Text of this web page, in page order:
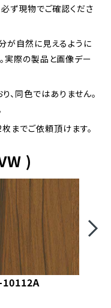
ず現物でご確認くださ
が自然に見えるように
実際の製品と画像デー
、同色ではありません。
までご依頼頂けます。
)
10112A